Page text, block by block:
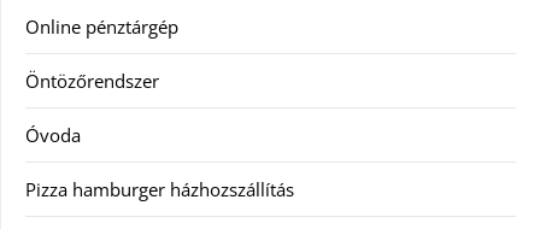
Online pénztárgép
Öntözőrendszer
Óvoda
Pizza hamburger házhozszállítás